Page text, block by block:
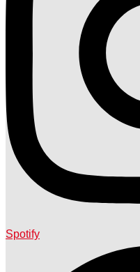
Spotify